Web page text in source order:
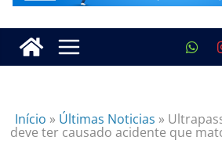
Início » Últimas Noticias »
deve ter causado acidente que